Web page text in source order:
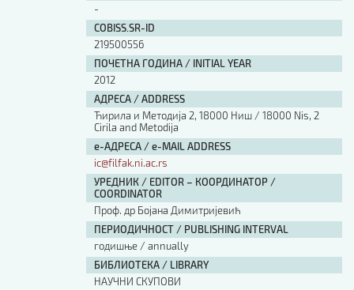
-
COBISS.SR-ID
219500556
ПОЧЕТНА ГОДИНА / INITIAL YEAR
2012
АДРЕСА / ADDRESS
Ћирила и Методија 2, 18000 Ниш / 18000 Nis, 2
Cirila and Metodija
е-АДРЕСА / e-MAIL ADDRESS
ic@filfak.ni.ac.rs
УРЕДНИК / EDITOR – КООРДИНАТОР /
COORDINATOR
Проф. др Бојана Димитријевић
ПЕРИОДИЧНОСТ / PUBLISHING INTERVAL
годишње / annually
БИБЛИОТЕКА / LIBRARY
НАУЧНИ СКУПОВИ